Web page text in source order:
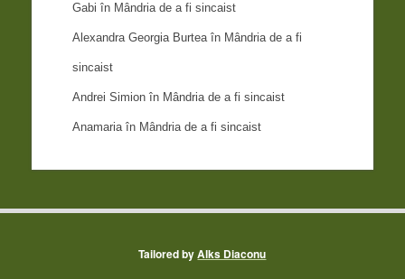
Gabi în Mândria de a fi sincaist
Alexandra Georgia Burteaîn Mândria de a fi
sincaist
Andrei Simion în Mândria de a fi sincaist
Anamariaîn Mândria de a fi sincaist
Tailored byAlks Diaconu